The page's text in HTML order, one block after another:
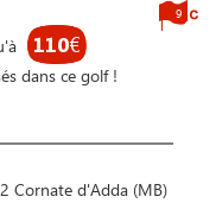
110€
dans ce golf !
9
Cornate d'Adda (MB)